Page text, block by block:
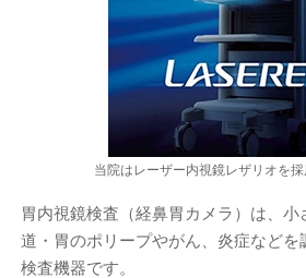
当院はレーザー内視鏡レザリオを採
胃内視鏡検査（経鼻胃カメラ）は、
道・胃のポリープやがん、炎症などを
検査機器です。